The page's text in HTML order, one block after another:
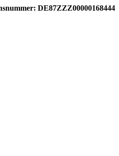
DE87ZZZ00000168444